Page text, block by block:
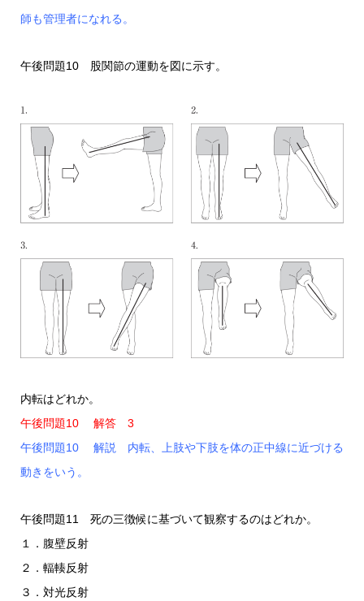
師も管理者になれる。
午後問題10 股関節の運動を図に示す。
内転はどれか。
午後問題10 解答 3
午後問題10 解説 内転、上肢や下肢を体の正中線に近づける
動きをいう。
午後問題11 死の三徴候に基づいて観察するのはどれか。
１．腹壁反射
２．輻輳反射
３．対光反射